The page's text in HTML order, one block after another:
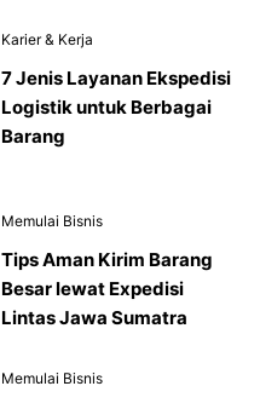
Karier & Kerja
7 Jenis Layanan Ekspedisi
Logistik untuk Berbagai
Barang
Memulai Bisnis
Tips Aman Kirim Barang
Besar lewat Expedisi
Lintas Jawa Sumatra
Memulai Bisnis